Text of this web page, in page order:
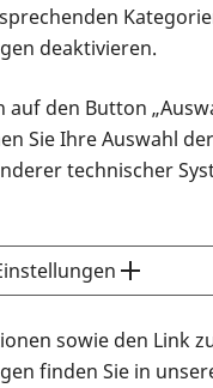
in
Ort
wie Sie nach
bestellen bzw.
Sie sich die
auf der PRO
deaktivieren.
auf den Button
Sie Ihre Auswahl
technischer
sowie den Link
finden Sie in